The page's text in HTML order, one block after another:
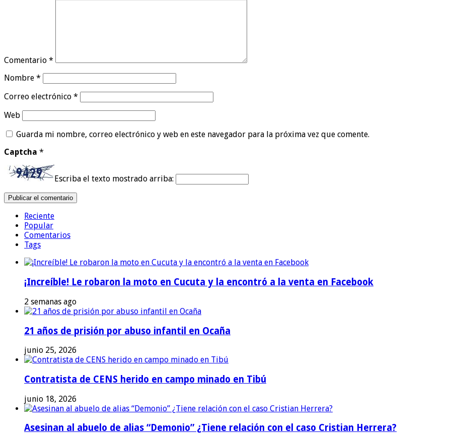
Comentario *
Nombre *
Correo electrónico *
Web
Guarda mi nombre, correo electrónico y web en este navegador para la próxima vez que comente.
Captcha *
Escriba el texto mostrado arriba:
Reciente
Popular
Comentarios
Tags
¡Increíble! Le robaron la moto en Cucuta y la encontró a la venta en Facebook
2 semanas ago
21 años de prisión por abuso infantil en Ocaña
junio 25, 2026
Contratista de CENS herido en campo minado en Tibú
junio 18, 2026
Asesinan al abuelo de alias “Demonio” ¿Tiene relación con el caso Cristian Herrera?